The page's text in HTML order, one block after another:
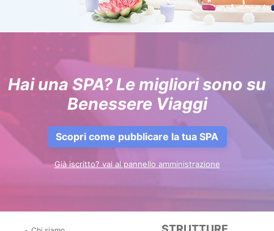
Hai una SPA? Le migliori sono su
Benessere Viaggi
Scopri come pubblicare la tua SPA
Già iscritto? vai al pannello amministrazione